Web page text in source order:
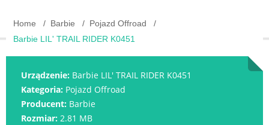
Home Barbie
Pojazd Offroad
Barbie LIL' TRAIL RIDER K0451
Urządzenie: Barbie LIL' TRAIL RIDER K0451
Kategoria: Pojazd Offroad
Producent: Barbie
Rozmiar: 2.81 MB